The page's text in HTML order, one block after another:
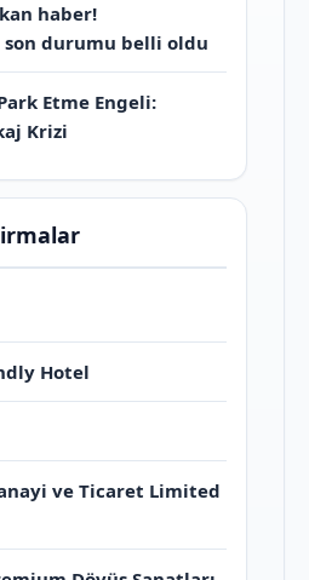
haber!
son durumu belli oldu
Etme Engeli:
Krizi
Hotel
ve Ticaret Limited